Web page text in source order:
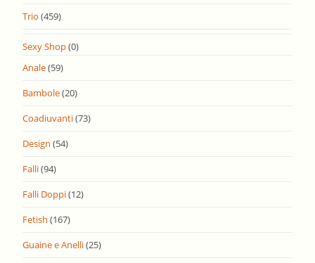
Trio (459)
Sexy Shop(0)
Anale(59)
Bambole(20)
Coadiuvanti(73)
Design (54)
Falli(94)
Falli Doppi(12)
Fetish (167)
Guaine e Anelli(25)